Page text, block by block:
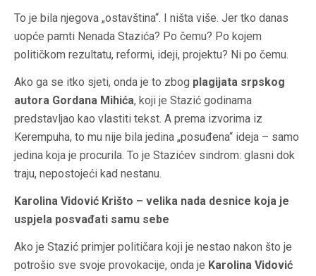
To je bila njegova „ostavština“. I ništa više. Jer tko danas
uopće pamti Nenada Stazića? Po čemu? Po kojem
političkom rezultatu, reformi, ideji, projektu? Ni po čemu.
Ako ga se itko sjeti, onda je to zbog plagijata srpskog
autora Gordana Mihića, koji je Stazić godinama
predstavljao kao vlastiti tekst. A prema izvorima iz
Kerempuha, to mu nije bila jedina „posuđena“ ideja – samo
jedina koja je procurila. To je Stazićev sindrom: glasni dok
traju, nepostojeći kad nestanu.
Karolina Vidović Krišto – velika nada desnice koja je
uspjela posvađati samu sebe
Ako je Stazić primjer političara koji je nestao nakon što je
potrošio sve svoje provokacije, onda je Karolina Vidović